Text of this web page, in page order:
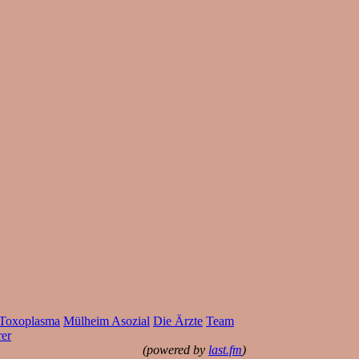
Mülheim Asozial Die Ärzte Team
(powered by last.fm)